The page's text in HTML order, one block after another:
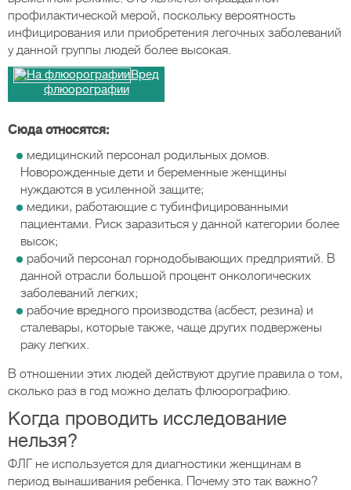
профилактической мерой, поскольку вероятность
инфицирования или приобретения легочных заболеваний
у данной группы людей более высокая.
Вред
флюорографии
Сюда относятся:
медицинский персонал родильных домов.
Новорожденные дети и беременные женщины
нуждаются в усиленной защите;
медики, работающие с тубинфицированными
пациентами. Риск заразиться у данной категории более
высок;
рабочий персонал горнодобывающих предприятий. В
данной отрасли большой процент онкологических
заболеваний легких;
рабочие вредного производства (асбест, резина) и
сталевары, которые также, чаще других подвержены
раку легких.
В отношении этих людей действуют другие правила о том,
сколько раз в год можно делать флюорографию.
Когда проводить исследование
нельзя?
ФЛГ не используется для диагностики женщинам в
период вынашивания ребенка. Почему это так важно?